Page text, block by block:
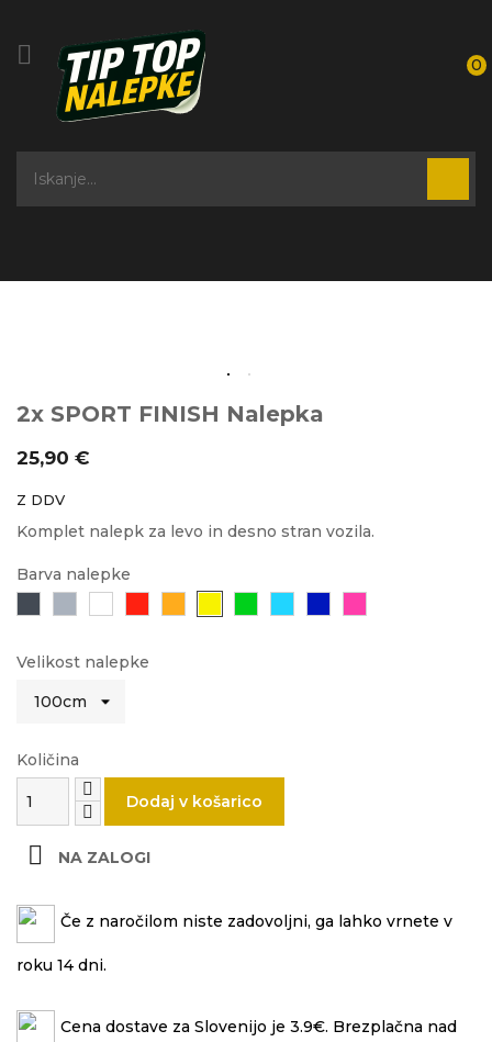
 0
2x SPORT FINISH Nalepka
25,90 €
Z DDV
Komplet nalepk za levo in desno stran vozila.
Barva nalepke
modra
Velikost nalepke
Količina
Dodaj v košarico
 NA ZALOGI
Če z naročilom niste zadovoljni, ga lahko vrnete v
roku 14 dni.
Cena dostave za Slovenijo je 3.9€. Brezplačna nad